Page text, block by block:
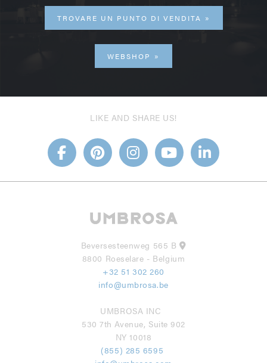
TROVARE UN PUNTO DI VENDITA
WEBSHOP
LIKE AND SHARE US!
Beversesteenweg 565 B
8800 Roeselare - Belgium
+32 51 302 260
info@umbrosa.be
UMBROSA INC
530 7th Avenue, Suite 902
NY 10018
(855) 285 6595